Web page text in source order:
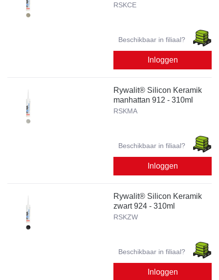
RSKCE
Beschikbaar in filiaal?
Inloggen
Rywalit® Silicon Keramik
manhattan 912 - 310ml
RSKMA
Beschikbaar in filiaal?
Inloggen
Rywalit® Silicon Keramik
zwart 924 - 310ml
RSKZW
Beschikbaar in filiaal?
Inloggen